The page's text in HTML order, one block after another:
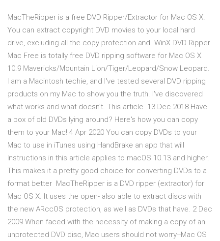
MacTheRipper is a free DVD Ripper/Extractor for Mac OS X.
You can extract copyright DVD movies to your local hard
drive, excluding all the copy protection and WinX DVD Ripper
Mac Free is totally free DVD ripping software for Mac OS X
10.9 Mavericks/Mountain Lion/Tiger/Leopard/Snow Leopard.
I am a Macintosh techie, and I've tested several DVD ripping
products on my Mac to show you the truth. I've discovered
what works and what doesn't. This article 13 Dec 2018 Have
a box of old DVDs lying around? Here's how you can copy
them to your Mac! 4 Apr 2020 You can copy DVDs to your
Mac to use in iTunes using HandBrake an app that will
Instructions in this article applies to macOS 10.13 and higher.
This makes it a pretty good choice for converting DVDs to a
format better MacTheRipper is a DVD ripper (extractor) for
Mac OS X. It uses the open- also able to extract discs with
the new ARccOS protection, as well as DVDs that have. 2 Dec
2009 When faced with the necessity of making a copy of an
unprotected DVD disc, Mac users should not worry--Mac OS